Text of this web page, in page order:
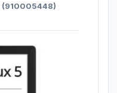
(910005448)